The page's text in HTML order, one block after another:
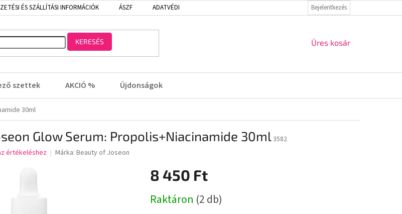
ÉS SZÁLLÍTÁSI INFORMÁCIÓK ÁSZF ADATVÉDELMI IRÁNYELVEK VISSZAKÜLDÉS ÉS REKLAMÁCIÓ
Bejelentkezés
KERESÉS KOSÁR
Üres kosár
szettek AKCIÓ % Újdonságok
30ml
Glow Serum: Propolis+Niacinamide 30ml3582
értékeléshez Márka: Beauty of Joseon
8 450 Ft
Raktáron (2 db)